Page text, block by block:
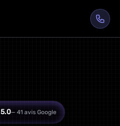
5.0— 41 avis Google